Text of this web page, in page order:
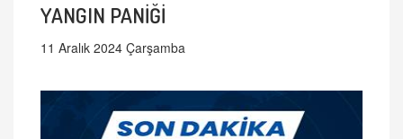
YANGIN PANİĞİ
11 Aralık 2024 Çarşamba